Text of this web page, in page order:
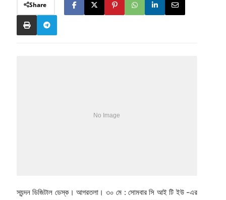
Share
স্যন্দন ডিজিটাল ডেস্ক। আগরতলা। ৩০ মে : সোমবার সি আই টি ইউ -এর